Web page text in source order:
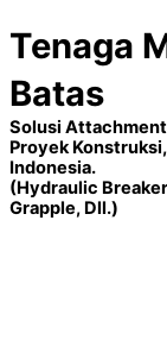
Tenaga
Batas
Solusi
Proyek
Indonesia.
(Hydraulic
Grapple, Dll.)